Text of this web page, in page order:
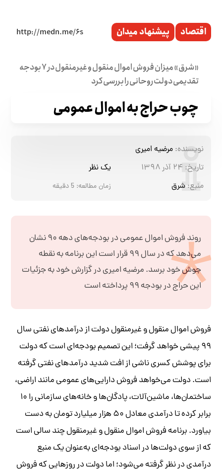
اقتصاد پیشنهاد میدان
«شرق» میزان فروش اموال منقول و غیر‌منقول در ۷ بودجه
تقدیمی دولت روحانی را بررسی کرد
چوب حراج به اموال عمومی
نویسنده: مرضیه امیری
تاریخ: ۲۴ آذر ۱۳۹۸
یک نظر
منبع: شرق زمان مطالعه: 5 دقیقه
روند فروش اموال عمومی در بودجه‌های دهه ۹۰ نشان
می‌دهد که در سال ۹۹ قرار است این برنامه به نقطه
جوش خود برسد. مرضیه امیری در گزارش خود به جزئیات
این حراج در بودجه ۹۹ پرداخته است
فروش اموال منقول و غیر‌منقول دولت از درآمدهای نفتی سال
۹۹ پیشی خواهد گرفت؛ این تصمیم بودجه‌ای است که دولت
برای پوشش کسری ناشی از افت شدید درآمدهای نفتی گرفته
است. دولت می‌خواهد فروش دارایی‌های عمومی مانند اراضی،
ساختمان‌ها، ماشین‌آلات، پادگان‌ها و خانه‌های سازمانی را ۱۰
‌‌برابر کرده تا درآمدی معادل ۵۰ هزار میلیارد تومان به ‌دست
بیاورد. برنامه فروش اموال منقول و غیر‌منقول چند سالی است
که از سوی دولت‌ها در اسناد بودجه‌ای به‌عنوان یک منبع
درآمدی در نظر گرفته می‌شود؛ اما دولت در روزهایی که فروش